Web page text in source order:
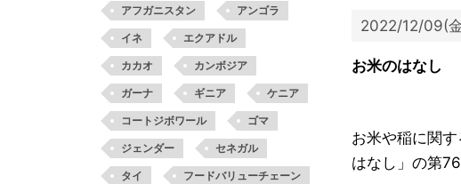
アフガニスタン アンゴラ
イネ エクアドル
カカオ カンボジア
ガーナ ギニア ケニア
コートジボワール ゴマ
ジェンダー セネガル
タイ フードバリューチェーン
2022/12/09(
お米のはなし
お米や稲に関
はなし」の第